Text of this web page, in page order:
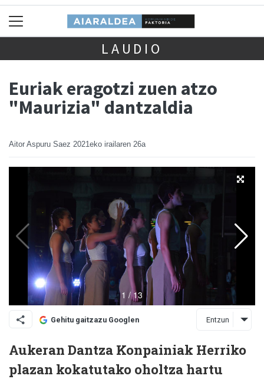
LAUDIO
Euriak eragotzi zuen atzo
"Maurizia" dantzaldia
Aitor Aspuru Saez 2021eko irailaren 26a
Gehitu gaitzazu Googlen Entzun
Aukeran Dantza Konpainiak Herriko
plazan kokatutako oholtza hartu